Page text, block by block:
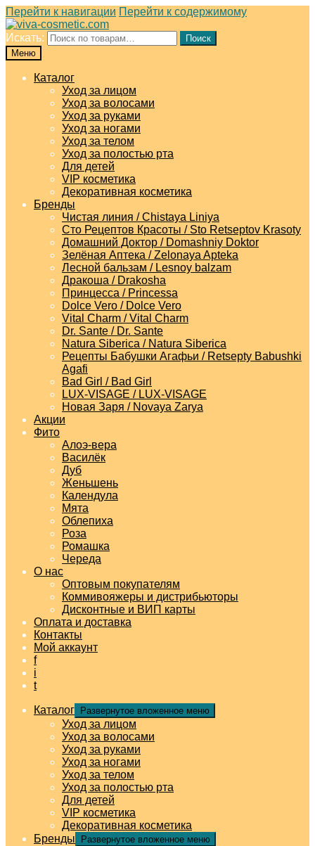
Перейти к навигации Перейти к содержимому
Искать:
Поиск
Меню
Каталог
Уход за лицом
Уход за волосами
Уход за руками
Уход за ногами
Уход за телом
Уход за полостью рта
Для детей
VIP косметика
Декоративная косметика
Бренды
Чистая линия / Chistaya Liniya
Сто Рецептов Красоты / Sto Retseptov Krasoty
Домашний Доктор / Domashniy Doktor
Зелёная Аптека / Zelonaya Apteka
Лесной бальзам / Lesnoy balzam
Дракоша / Drakosha
Принцесса / Princessa
Dolce Vero / Dolce Vero
Vital Charm / Vital Charm
Dr. Sante / Dr. Sante
Natura Siberica / Natura Siberica
Рецепты Бабушки Агафьи / Retsepty Babushki
Agafi
Bad Girl / Bad Girl
LUX-VISAGE / LUX-VISAGE
Новая Заря / Novaya Zarya
Акции
Фито
Алоэ-вера
Василёк
Дуб
Женьшень
Календула
Мята
Облепиха
Роза
Ромашка
Череда
О нас
Оптовым покупателям
Коммивояжеры и дистрибьюторы
Дисконтные и ВИП карты
Оплата и доставка
Контакты
Мой аккаунт
f
i
t
Каталог Развернутое вложенное меню
Уход за лицом
Уход за волосами
Уход за руками
Уход за ногами
Уход за телом
Уход за полостью рта
Для детей
VIP косметика
Декоративная косметика
Бренды
Развернутое вложенное меню